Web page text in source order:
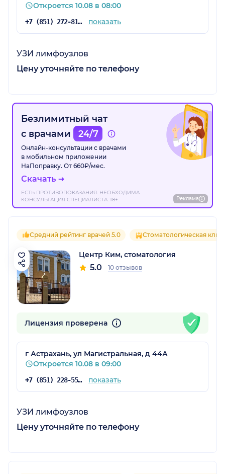
Откроется 10.08 в 08:00
+7 (851) 272-81-20 показать
УЗИ лимфоузлов
Цену уточняйте по телефону
Безлимитный чат
с врачами
24/7
Онлайн-консультации с врачами
в мобильном приложении
НаПоправку. От 660₽/мес.
Скачать
ЕСТЬ ПРОТИВОПОКАЗАНИЯ. НЕОБХОДИМА
КОНСУЛЬТАЦИЯ СПЕЦИАЛИСТА. 18+
Реклама
Средний рейтинг врачей 5.0 Стоматологическая
Центр Ким, стоматология
5.0 10 отзывов
Лицензия проверена
г Астрахань, ул Магистральная, д 44А
Откроется 10.08 в 09:00
+7 (851) 228-55-00 показать
УЗИ лимфоузлов
Цену уточняйте по телефону